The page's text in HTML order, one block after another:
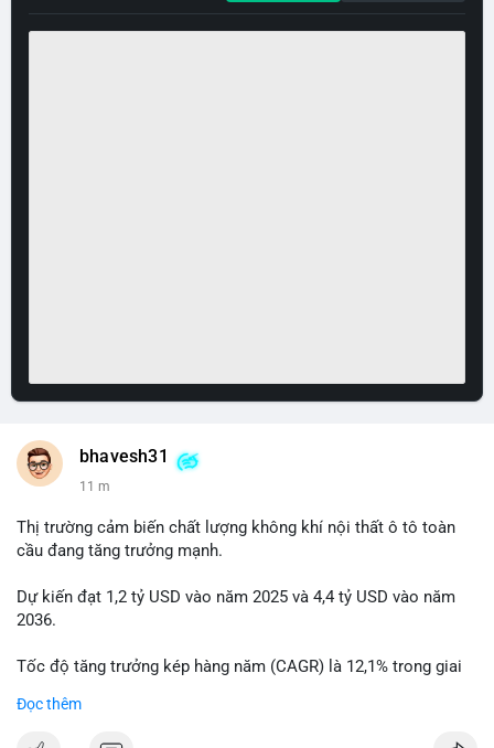
bhavesh31
11 m
Thị trường cảm biến chất lượng không khí nội thất ô tô toàn
cầu đang tăng trưởng mạnh.
Dự kiến đạt 1,2 tỷ USD vào năm 2025 và 4,4 tỷ USD vào năm
2036.
Tốc độ tăng trưởng kép hàng năm (CAGR) là 12,1% trong giai
Đọc thêm